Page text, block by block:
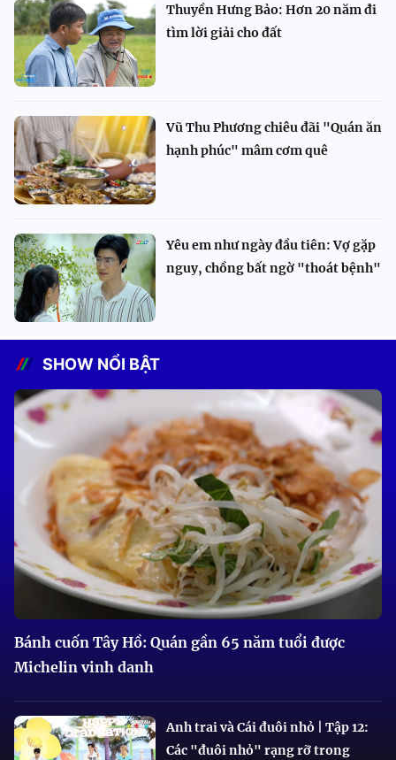
Thuyền Hưng Bảo: Hơn 20 năm đi
tìm lời giải cho đất
Vũ Thu Phương chiêu đãi "Quán ăn
hạnh phúc" mâm cơm quê
Yêu em như ngày đầu tiên: Vợ gặp
nguy, chồng bất ngờ "thoát bệnh"
SHOW NỔI BẬT
Bánh cuốn Tây Hồ: Quán gần 65 năm tuổi được
Michelin vinh danh
Anh trai và Cái đuôi nhỏ | Tập 12:
Các "đuôi nhỏ" rạng rỡ trong